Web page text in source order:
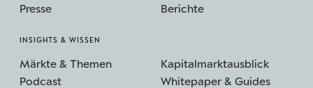
Presse
Berichte
INSIGHTS & WISSEN
Märkte & Themen
Kapitalmarktausblick
Podcast
Whitepaper & Guides